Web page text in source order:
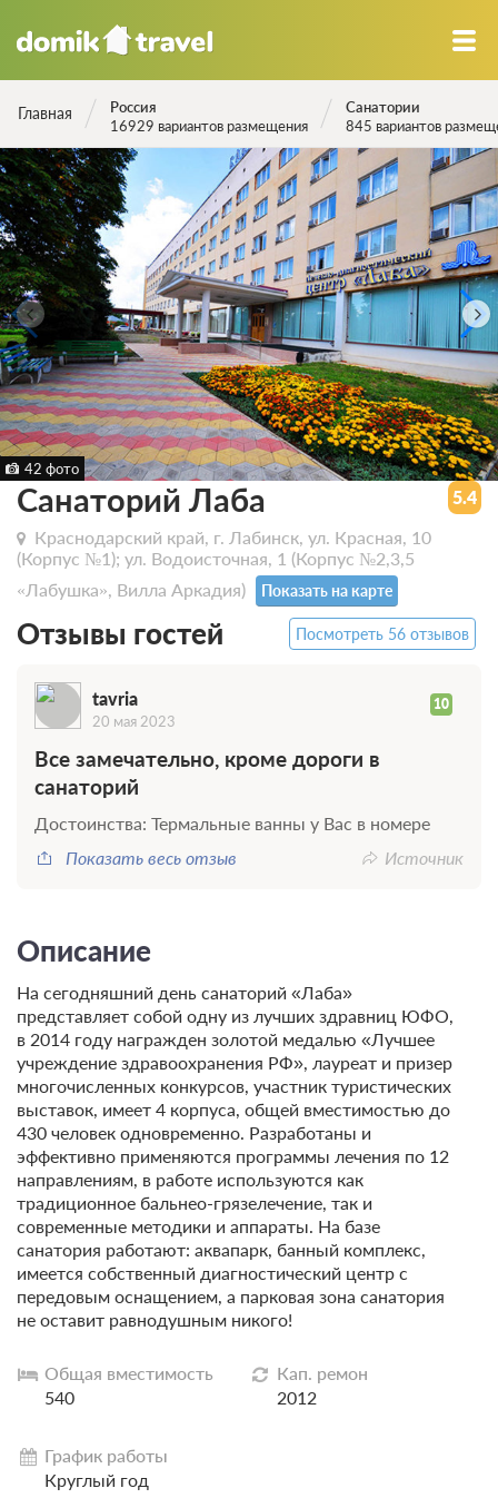
Главная
Россия
16929 вариантов размещения
Санатории
845 вариантов
42 фото
Санаторий Лаба
Краснодарский край, г. Лабинск, ул. Красная, 10
(Корпус №1); ул. Водоисточная, 1 (Корпус №2,3,5
«Лабушка», Вилла Аркадия)
Показать на карте
5.4
Отзывы гостей Посмотреть 56 отзывов
tavria 10
20 мая 2023
Все замечательно, кроме дороги в
санаторий
Достоинства: Термальные ванны у Вас в номере
Показать весь отзыв
Источник
Описание
На сегодняшний день санаторий «Лаба»
представляет собой одну из лучших здравниц ЮФО,
в 2014 году награжден золотой медалью «Лучшее
учреждение здравоохранения РФ», лауреат и призер
многочисленных конкурсов, участник туристических
выставок, имеет 4 корпуса, общей вместимостью до
430 человек одновременно. Разработаны и
эффективно применяются программы лечения по 12
направлениям, в работе используются как
традиционное бальнео-грязелечение, так и
современные методики и аппараты. На базе
санатория работают: аквапарк, банный комплекс,
имеется собственный диагностический центр с
передовым оснащением, а парковая зона санатория
не оставит равнодушным никого!
Общая вместимость
540
Кап. ремон
2012
График работы
Круглый год